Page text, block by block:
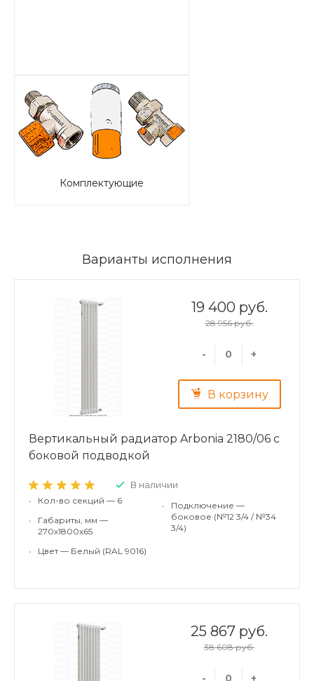
Комплектующие
Варианты исполнения
19 400 руб.
28 956 руб.
- +
В корзину
Вертикальный радиатор Arbonia 2180/06 с
боковой подводкой
В наличии
•
Кол-во секций — 6
•
Габариты, мм —
270х1800х65
•
Цвет — Белый (RAL 9016)
•
Подключение —
боковое (№12 3/4 / №34
3/4)
25 867 руб.
38 608 руб.
- +